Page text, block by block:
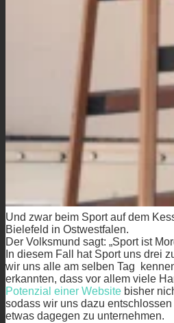
Und zwar beim Sport auf dem
Bielefeld in Ostwestfalen.
Der Volksmund sagt: „Sport ist
In diesem Fall hat Sport uns drei
wir uns alle am selben Tag
erkannten, dass vor allem viele
Potenzial einer Website bisher
sodass wir uns dazu
etwas dagegen zu unternehmen.